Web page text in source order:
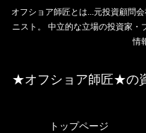
オフショア師匠とは...元投資顧問
ニスト。 中立的な立場の投資家・
情
★オフショア師匠★の
トップページ